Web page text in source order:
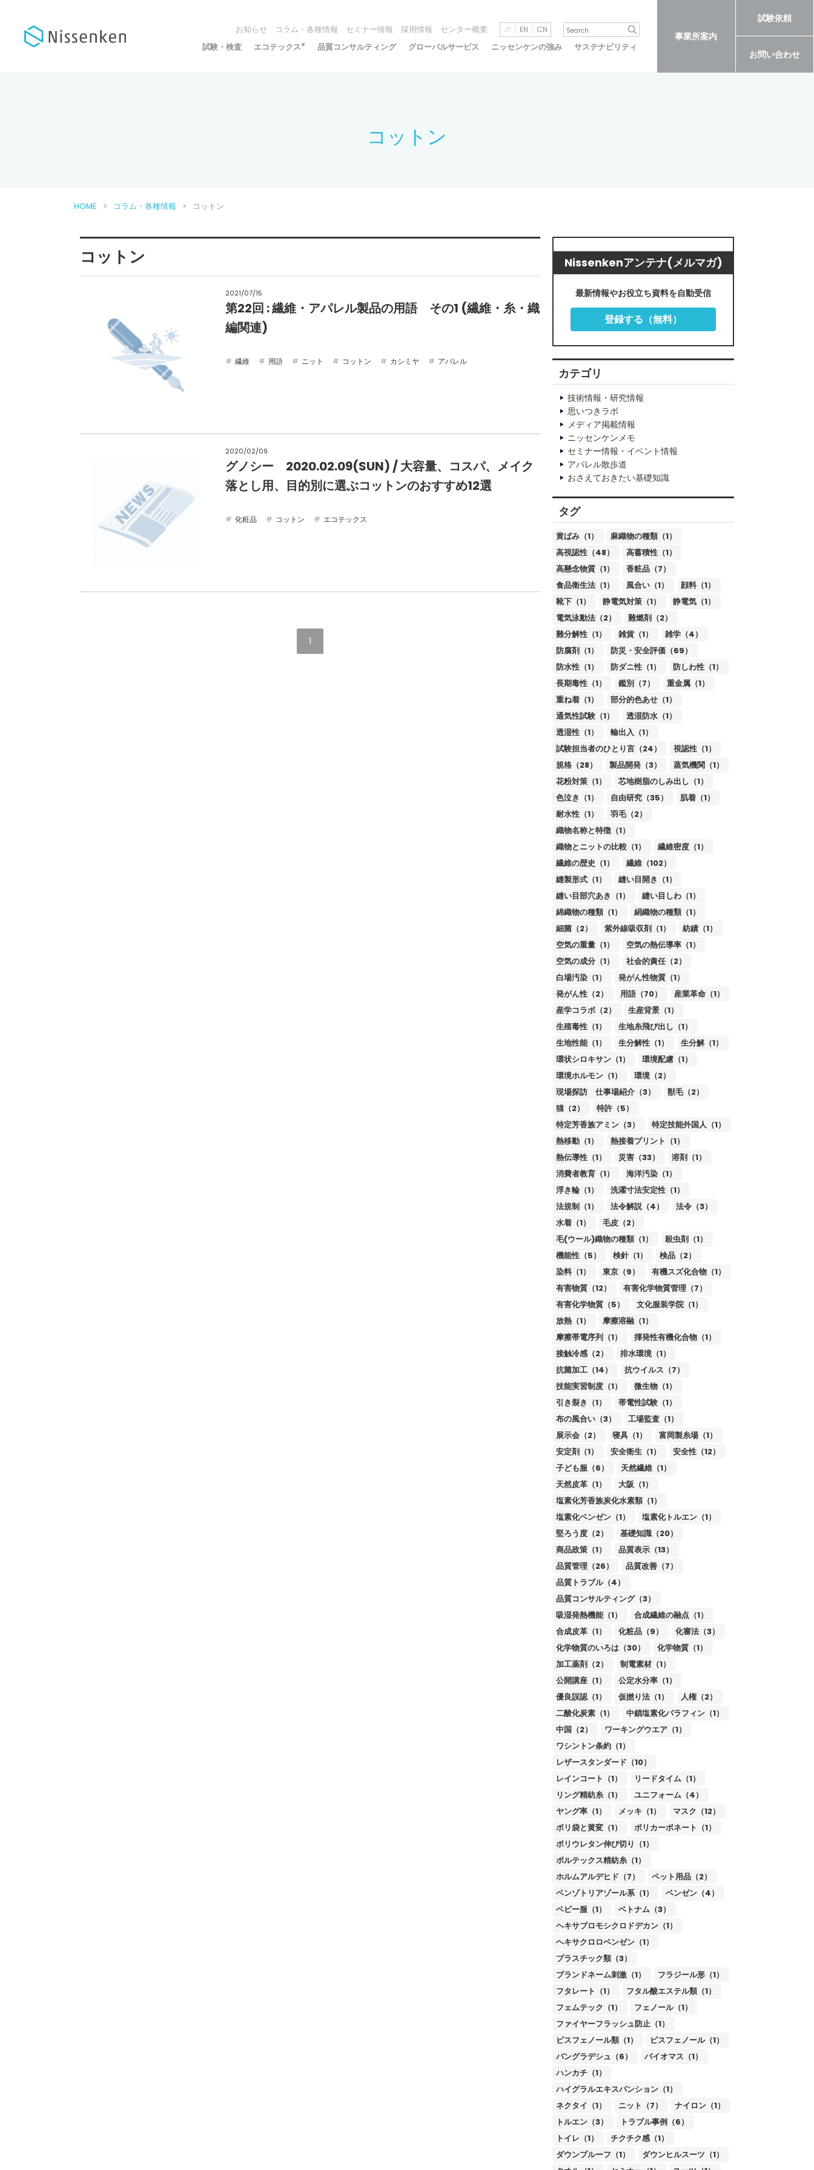
お知らせ コラム・各種情報 セミナー情報 採用情報 センター概要 JP EN CN
試験・検査 エコテックス® 品質コンサルティング グローバルサービス ニッセンケンの強み サステナビリティ
事業所案内
試験依頼
お問い合わせ
コットン
HOME コラム・各種情報 コットン
コットン
2021/07/15
第22回 : 繊維・アパレル製品の用語 その1 (繊維・糸・織
編関連)
繊維 用語 ニット コットン カシミヤ アパレル
2020/02/09
グノシー 2020.02.09(SUN) / 大容量、コスパ、メイク
落とし用、目的別に選ぶコットンのおすすめ12選
化粧品 コットン エコテックス
1
Nissenkenアンテナ(メルマガ)
最新情報やお役立ち資料を自動受信
登録する（無料）
カテゴリ
技術情報・研究情報
思いつきラボ
メディア掲載情報
ニッセンケンメモ
セミナー情報・イベント情報
アパレル散歩道
おさえておきたい基礎知識
タグ
黄ばみ（1）
麻織物の種類（1）
高視認性（48）
高蓄積性（1）
高懸念物質（1）
香粧品（7）
食品衛生法（1）
風合い（1）
顔料（1）
靴下（1）
静電気対策（1）
静電気（1）
電気泳動法（2）
難燃剤（2）
難分解性（1）
雑貨（1）
雑学（4）
防腐剤（1）
防災・安全評価（69）
防水性（1）
防ダニ性（1）
防しわ性（1）
長期毒性（1）
鑑別（7）
重金属（1）
重ね着（1）
部分的色あせ（1）
通気性試験（1）
透湿防水（1）
透湿性（1）
輸出入（1）
試験担当者のひとり言（24）
視認性（1）
規格（28）
製品開発（3）
蒸気機関（1）
花粉対策（1）
芯地樹脂のしみ出し（1）
色泣き（1）
自由研究（35）
肌着（1）
耐水性（1）
羽毛（2）
織物名称と特徴（1）
織物とニットの比較（1）
繊維密度（1）
繊維の歴史（1）
繊維（102）
縫製形式（1）
縫い目開き（1）
縫い目部穴あき（1）
縫い目しわ（1）
綿織物の種類（1）
絹織物の種類（1）
細菌（2）
紫外線吸収剤（1）
紡績（1）
空気の重量（1）
空気の熱伝導率（1）
空気の成分（1）
社会的責任（2）
白場汚染（1）
発がん性物質（1）
発がん性（2）
用語（70）
産業革命（1）
産学コラボ（2）
生産背景（1）
生殖毒性（1）
生地糸飛び出し（1）
生地性能（1）
生分解性（1）
生分解（1）
環状シロキサン（1）
環境配慮（1）
環境ホルモン（1）
環境（2）
現場探訪 仕事場紹介（3）
獣毛（2）
猫（2）
特許（5）
特定芳香族アミン（3）
特定技能外国人（1）
熱移動（1）
熱接着プリント（1）
熱伝導性（1）
災害（33）
溶剤（1）
消費者教育（1）
海洋汚染（1）
浮き輪（1）
洗濯寸法安定性（1）
法規制（1）
法令解説（4）
法令（3）
水着（1）
毛皮（2）
毛(ウール)織物の種類（1）
殺虫剤（1）
機能性（5）
検針（1）
検品（2）
染料（1）
東京（9）
有機スズ化合物（1）
有害物質（12）
有害化学物質管理（7）
有害化学物質（5）
文化服装学院（1）
放熱（1）
摩擦溶融（1）
摩擦帯電序列（1）
揮発性有機化合物（1）
接触冷感（2）
排水環境（1）
抗菌加工（14）
抗ウイルス（7）
技能実習制度（1）
微生物（1）
引き裂き（1）
帯電性試験（1）
布の風合い（3）
工場監査（1）
展示会（2）
寝具（1）
富岡製糸場（1）
安定剤（1）
安全衛生（1）
安全性（12）
子ども服（6）
天然繊維（1）
天然皮革（1）
大阪（1）
塩素化芳香族炭化水素類（1）
塩素化ベンゼン（1）
塩素化トルエン（1）
堅ろう度（2）
基礎知識（20）
商品政策（1）
品質表示（13）
品質管理（26）
品質改善（7）
品質トラブル（4）
品質コンサルティング（3）
吸湿発熱機能（1）
合成繊維の融点（1）
合成皮革（1）
化粧品（9）
化審法（3）
化学物質のいろは（30）
化学物質（1）
加工薬剤（2）
制電素材（1）
公開講座（1）
公定水分率（1）
優良誤認（1）
仮撚り法（1）
人権（2）
二酸化炭素（1）
中鎖塩素化パラフィン（1）
中国（2）
ワーキングウエア（1）
ワシントン条約（1）
レザースタンダード（10）
レインコート（1）
リードタイム（1）
リング精紡糸（1）
ユニフォーム（4）
ヤング率（1）
メッキ（1）
マスク（12）
ポリ袋と黄変（1）
ポリカーボネート（1）
ポリウレタン伸び切り（1）
ボルテックス精紡糸（1）
ホルムアルデヒド（7）
ペット用品（2）
ベンゾトリアゾール系（1）
ベンゼン（4）
ベビー服（1）
ベトナム（3）
ヘキサブロモシクロドデカン（1）
ヘキサクロロベンゼン（1）
プラスチック類（3）
ブランドネーム刺激（1）
フラジール形（1）
フタレート（1）
フタル酸エステル類（1）
フェムテック（1）
フェノール（1）
ファイヤーフラッシュ防止（1）
ビスフェノール類（1）
ビスフェノール（1）
バングラデシュ（6）
バイオマス（1）
ハンカチ（1）
ハイグラルエキスパンション（1）
ネクタイ（1）
ニット（7）
ナイロン（1）
トルエン（3）
トラブル事例（6）
トイレ（1）
チクチク感（1）
ダウンプルーフ（1）
ダウンヒルスーツ（1）